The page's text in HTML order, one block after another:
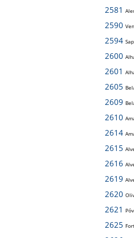
2581
2590
2594
2600
2601
2605
2609
2610
2614
2615
2616
2619
2620
2621
2625